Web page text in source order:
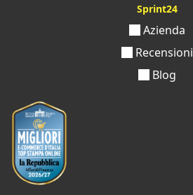
Sprint24
Azienda
Recensioni
Blog